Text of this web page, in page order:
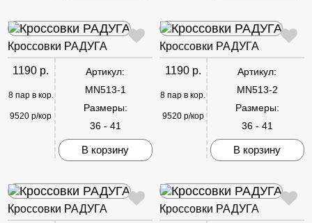
Кроссовки РАДУГА
1190 р.
8 пар в кор.
9520 р/кор
Артикул:
MN513-1
Размеры:
36 - 41
В корзину
Кроссовки РАДУГА
1190 р.
8 пар в кор.
9520 р/кор
Артикул:
MN513-2
Размеры:
36 - 41
В корзину
Кроссовки РАДУГА Кроссовки РАДУГА